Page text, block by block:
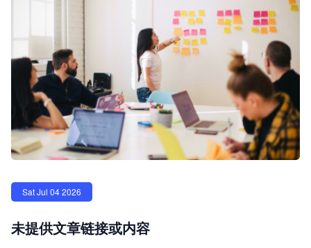
Sat Jul 04 2026
未提供文章链接或内容